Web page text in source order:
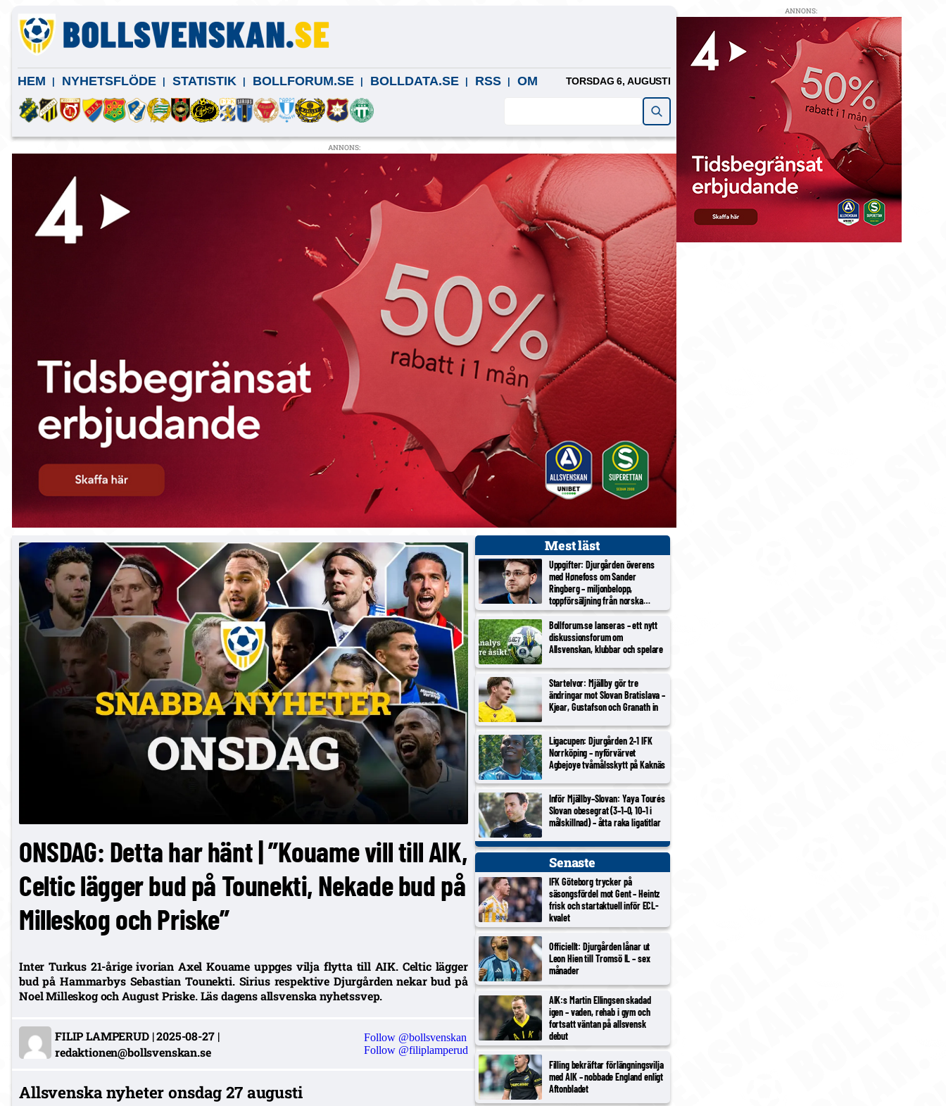
HEM NYHETSFLÖDE STATISTIK BOLLFORUM.SE BOLLDATA.SE RSS OM TORSDAG 6, AUGUSTI
ANNONS:
ONSDAG: Detta har hänt | ”Kouame vill till AIK,
Celtic lägger bud på Tounekti, Nekade bud på
Milleskog och Priske”
Inter Turkus 21-årige ivorian Axel Kouame uppges vilja flytta till AIK. Celtic lägger
bud på Hammarbys Sebastian Tounekti. Sirius respektive Djurgården nekar bud på
Noel Milleskog och August Priske. Läs dagens allsvenska nyhetssvep.
FILIP LAMPERUD|2025-08-27|
redaktionen@bollsvenskan.se
Follow @bollsvenskan
Follow @filiplamperud
Allsvenska nyheter onsdag 27 augusti
Mest läst
Uppgifter: Djurgården överens
med Hønefoss om Sander
Ringberg – miljonbelopp,
toppförsäljning från norska
tredjeligan
Bollforum.se lanseras – ett nytt
diskussionsforum om
Allsvenskan, klubbar och spelare
Startelvor: Mjällby gör tre
ändringar mot Slovan Bratislava –
Kjear, Gustafson och Granath in
Ligacupen: Djurgården 2–1 IFK
Norrköping – nyförvärvet
Agbejoye tvåmålsskytt på Kaknäs
Inför Mjällby–Slovan: Yaya Tourés
Slovan obesegrat (3–1–0, 10–1 i
målskillnad) – åtta raka ligatitlar
Senaste
IFK Göteborg trycker på
säsongsfördel mot Gent – Heintz
frisk och startaktuell inför ECL-
kvalet
Officiellt: Djurgården lånar ut
Leon Hien till Tromsö IL – sex
månader
AIK:s Martin Ellingsen skadad
igen – vaden, rehab i gym och
fortsatt väntan på allsvensk
debut
Filling bekräftar förlängningsvilja
med AIK – nobbade England enligt
Aftonbladet
ANNONS: